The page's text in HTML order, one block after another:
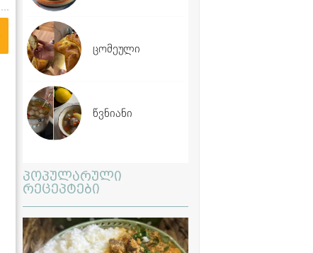
ცომეული
წვნიანი
პოპულარული
რეცეპტები